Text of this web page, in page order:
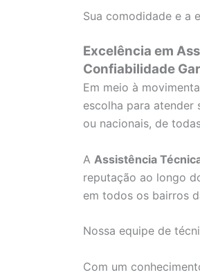
Sua comodidade e a
Excelência em
Confiabilidade
Em meio à
escolha para atender
ou nacionais, de
A Assistência
reputação ao longo
em todos os bairros
Nossa equipe de
Com um